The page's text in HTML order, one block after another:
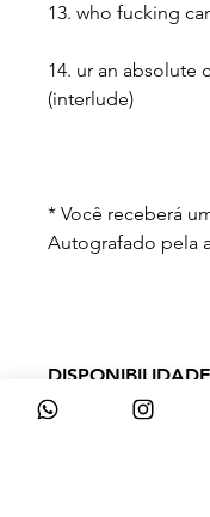
13. who fucking
14. ur an absolute
(interlude)
* Você receberá
Autografado pela
DISPONIBILIDADE
Prazo de entrega